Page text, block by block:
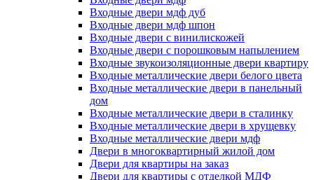
Входные двери мдф дуб
Входные двери мдф шпон
Входные двери с винилискожей
Входные двери с порошковым напылением
Входные звукоизоляционные двери квартиру
Входные металлические двери белого цвета
Входные металлические двери в панельный
дом
Входные металлические двери в сталинку
Входные металлические двери в хрущевку
Входные металлические двери мдф
Двери в многоквартирный жилой дом
Двери для квартиры на заказ
Двери для квартиры с отделкой МДФ